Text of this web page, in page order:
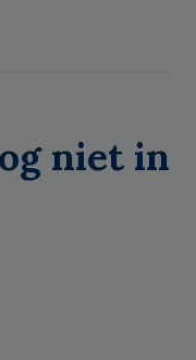
niet in